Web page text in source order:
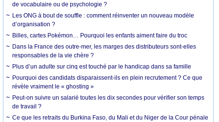
de vocabulaire ou de psychologie ?
Les ONG à bout de souffle : comment réinventer un nouveau modèle
d’organisation ?
Billes, cartes Pokémon… Pourquoi les enfants aiment faire du troc
Dans la France des outre-mer, les marges des distributeurs sont-elles
responsables de la vie chère ?
Plus d’un adulte sur cinq est touché par le handicap dans sa famille
Pourquoi des candidats disparaissent-ils en plein recrutement ? Ce que
révèle vraiment le « ghosting »
Peut-on suivre un salarié toutes les dix secondes pour vérifier son temps
de travail ?
Ce que les retraits du Burkina Faso, du Mali et du Niger de la Cour pénale